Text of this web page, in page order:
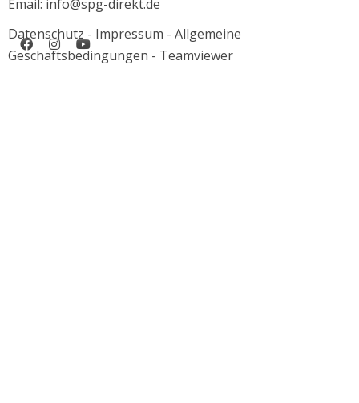
Email: info@spg-direkt.de
Datenschutz - Impressum - Allgemeine
Geschäftsbedingungen - Teamviewer